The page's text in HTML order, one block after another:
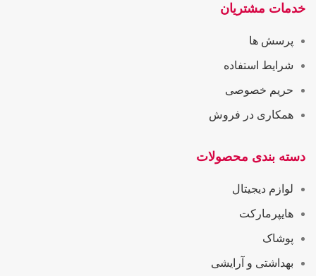
خدمات مشتریان
پرسش ها
شرایط استفاده
حریم خصوصی
همکاری در فروش
دسته بندی محصولات
لوازم دیجیتال
هایپرمارکت
پوشاک
بهداشتی و آرایشی